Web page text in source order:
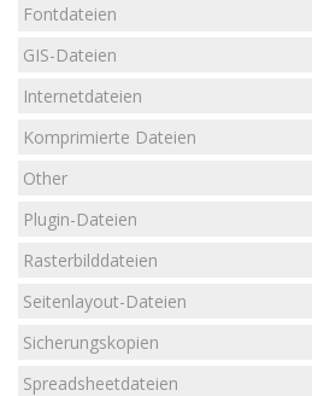
Fontdateien
GIS-Dateien
Internetdateien
Komprimierte Dateien
Other
Plugin-Dateien
Rasterbilddateien
Seitenlayout-Dateien
Sicherungskopien
Spreadsheetdateien